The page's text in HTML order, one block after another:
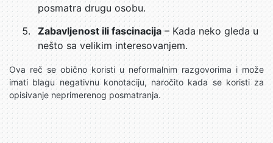
posmatra drugu osobu.
Zabavljenost ili fascinacija– Kada neko gleda u
nešto sa velikim interesovanjem.
Ova reč se obično koristi u neformalnim razgovorima i može
imati blagu negativnu konotaciju, naročito kada se koristi za
opisivanje neprimerenog posmatranja.